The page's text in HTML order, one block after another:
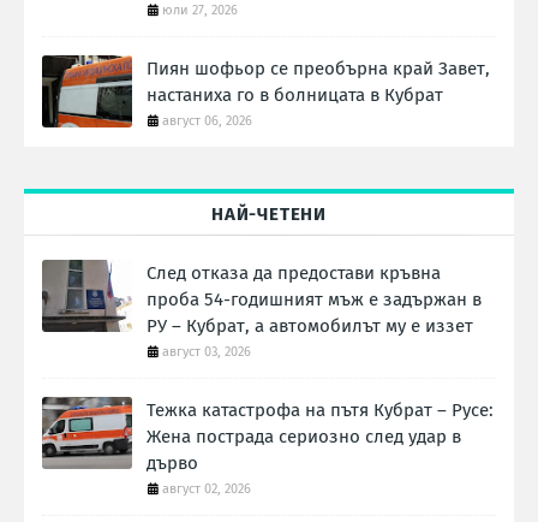
юли 27, 2026
Пиян шофьор се преобърна край Завет,
настаниха го в болницата в Кубрат
август 06, 2026
НАЙ-ЧЕТЕНИ
След отказа да предостави кръвна
проба 54-годишният мъж е задържан в
РУ – Кубрат, а автомобилът му е иззет
август 03, 2026
Тежка катастрофа на пътя Кубрат – Русе:
Жена пострада сериозно след удар в
дърво
август 02, 2026